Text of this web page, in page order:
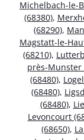
Michelbach-le-
(68380),
(68290),
Magstatt-le-
(68210),
près-Munster
(68480),
(68480),
(68480),
Levoncourt
(68650),